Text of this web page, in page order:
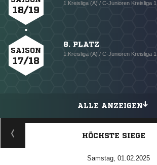
18/19
1.Kreisliga (A) / C-Junioren Kreisliga 1
SAISON
17/18
8. PLATZ
1.Kreisliga (A) / C-Junioren Kreisliga 1
ALLE ANZEIGEN
HÖCHSTE SIEGE
Samstag, 01.02.2025